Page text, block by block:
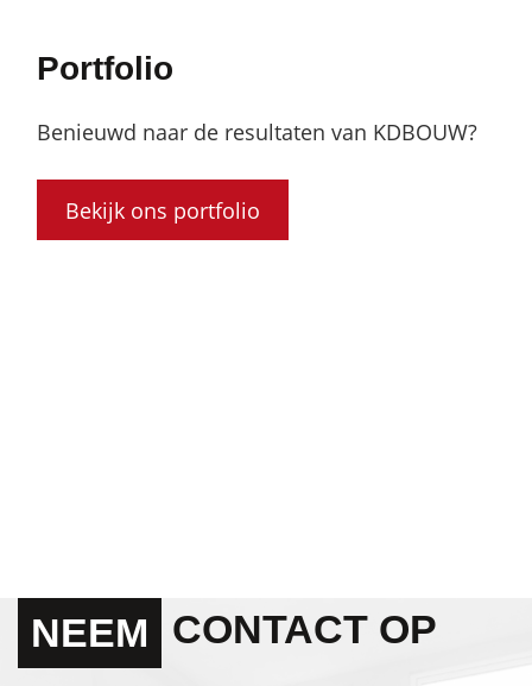
Portfolio
Benieuwd naar de resultaten van KDBOUW?
Bekijk ons portfolio
NEEM CONTACT OP